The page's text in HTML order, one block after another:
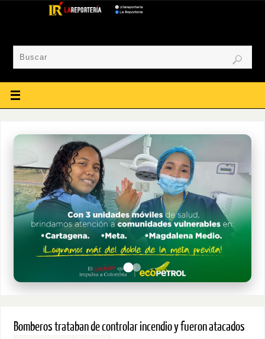
Bomberos trataban de controlar incendio y fueron atacados